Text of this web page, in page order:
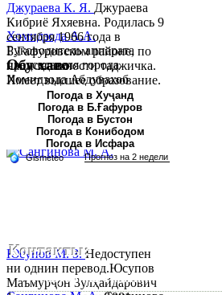
Хомидзода А.А.
Руководитель аппарата
председателя города
Хомидзода Абдувахоб
Абдумаджид родился 8
июня 1978 года в городе
Худжанде. По
национальности...
Джураева К. Я. Джураева
Кибриё Яхяевна. Родилась 9
сентября 1966 года в
Б.Гафуровском районе, по
национальности таджичка.
Имеет высшее образование.
В 1997 ...
Юсупов М. З.Недоступен
ни однин перевод.Юсупов
Маъмурҷон Зулҳайдарович
Обу хаво
Погода в Хуҷанд
Погода в Б.Ғафуров
Погода в Бустон
Погода в Конибодом
Погода в Исфара
Контакты:
Республика Таджикистан,